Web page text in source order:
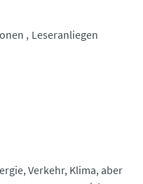
Leseranliegen
Verkehr, Klima, aber